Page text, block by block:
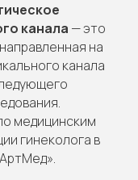
канала — это
на
канала
медицинским
гинеколога в